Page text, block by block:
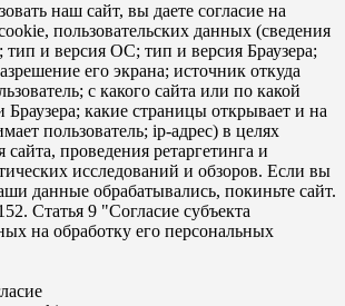
наш сайт, вы даете согласие на
пользовательских данных (сведения
и версия ОС; тип и версия Браузера;
его экрана; источник откуда
с какого сайта или по какой
какие страницы открывает и на
пользователь; ip-адрес) в целях
проведения ретаргетинга и
исследований и обзоров. Если вы
данные обрабатывались, покиньте сайт.
Статья 9 "Согласие субъекта
на обработку его персональных